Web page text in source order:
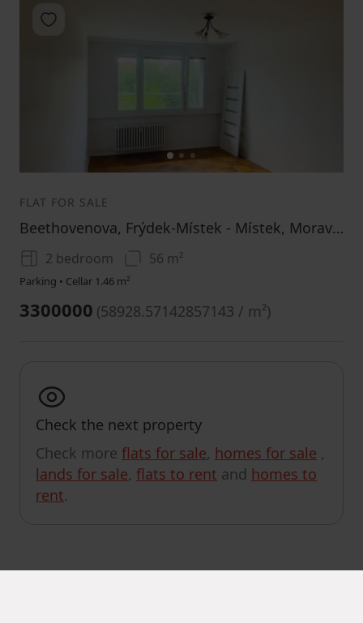
MapLibre|© OpenMapTiles© OpenStreetMap contributors
12 3
Add to favorites
FLAT FOR SALE
Beethovenova, Frýdek-Místek - Místek, Moravskoslezský Region
2 bedroom 56 m²
Parking • Cellar 1.46 m²
3300000 (58928.57142857143 / m²)
Check the next property
Check more flats for sale, homes for sale ,
lands for sale, flats to rent and homes to
rent.